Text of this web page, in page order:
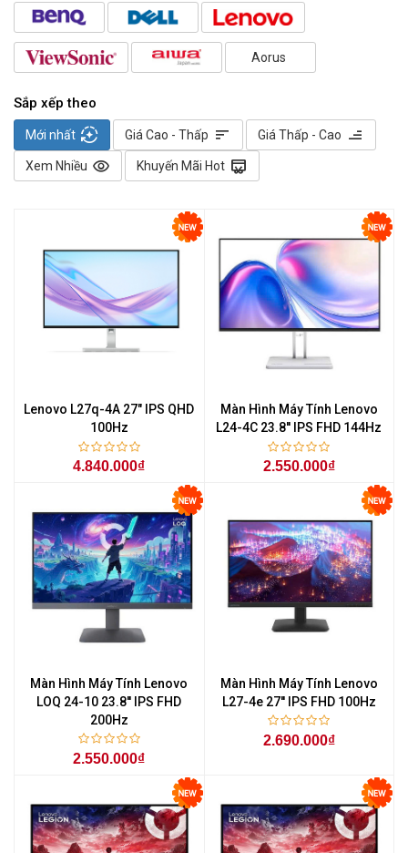
Aorus
Sắp xếp theo
Mới nhất auto_mode Giá Cao - Thấp sort Giá Thấp - Cao sort
Xem Nhiều visibility Khuyến Mãi Hot redeem
Lenovo L27q-4A 27" IPS QHD
100Hz
4.840.000₫
Màn Hình Máy Tính Lenovo
L24-4C 23.8'' IPS FHD 144Hz
2.550.000₫
Màn Hình Máy Tính Lenovo
LOQ 24-10 23.8'' IPS FHD
200Hz
2.550.000₫
Màn Hình Máy Tính Lenovo
L27-4e 27'' IPS FHD 100Hz
2.690.000₫